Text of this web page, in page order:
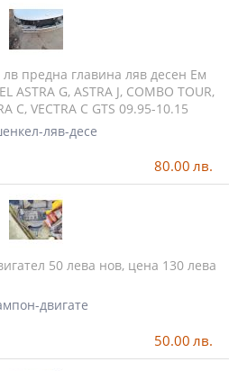
предна главина ляв десен Ем
ASTRA G, ASTRA J, COMBO TOUR,
C, VECTRA C GTS 09.95-10.15
ляв-десе
80.00 лв.
50 лева нов, цена 130 лева
двигате
50.00 лв.